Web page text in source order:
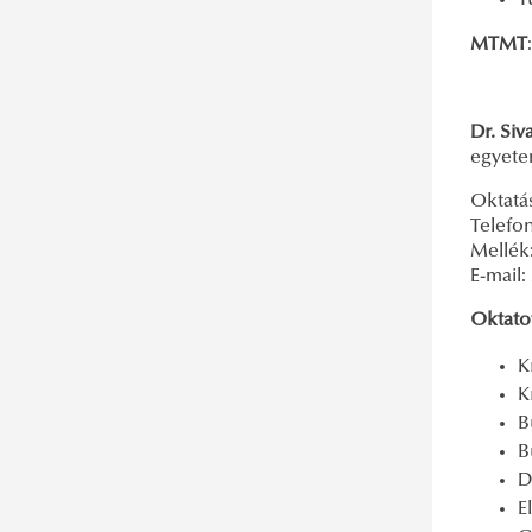
MTMT
Dr.
E-mail: